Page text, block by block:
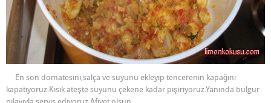
En son domatesini,salça ve suyunu ekleyip tencerenin kapağını
kapatıyoruz.Kısık ateşte suyunu çekene kadar pişiriyoruz.Yanında bulgur